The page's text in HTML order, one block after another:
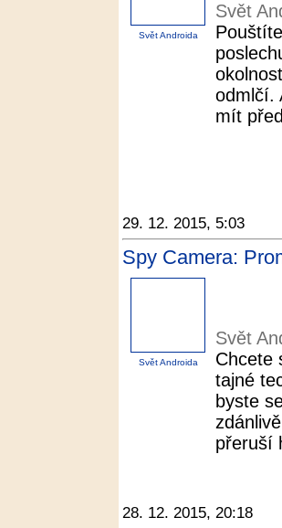
Svět Androida
Svět
odmlčí.
mít
29. 12. 2015, 5:03
Spy Camera:
Svět Androida
Svět
Chcete
tajné
byste
přeruší
28. 12. 2015, 20:18